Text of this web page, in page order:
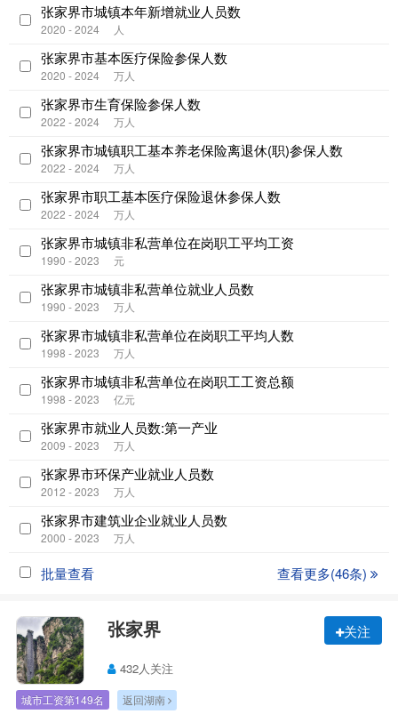
张家界市城镇本年新增就业人员数
2020 - 2024 人
张家界市基本医疗保险参保人数
2020 - 2024 万人
张家界市生育保险参保人数
2022 - 2024 万人
张家界市城镇职工基本养老保险离退休(职)参保人数
2022 - 2024 万人
张家界市职工基本医疗保险退休参保人数
2022 - 2024 万人
张家界市城镇非私营单位在岗职工平均工资
1990 - 2023 元
张家界市城镇非私营单位就业人员数
1990 - 2023 万人
张家界市城镇非私营单位在岗职工平均人数
1998 - 2023 万人
张家界市城镇非私营单位在岗职工工资总额
1998 - 2023 亿元
张家界市就业人员数:第一产业
2009 - 2023 万人
张家界市环保产业就业人员数
2012 - 2023 万人
张家界市建筑业企业就业人员数
2000 - 2023 万人
批量查看 查看更多(46条)
张家界 关注
432人关注
城市工资第149名 返回湖南